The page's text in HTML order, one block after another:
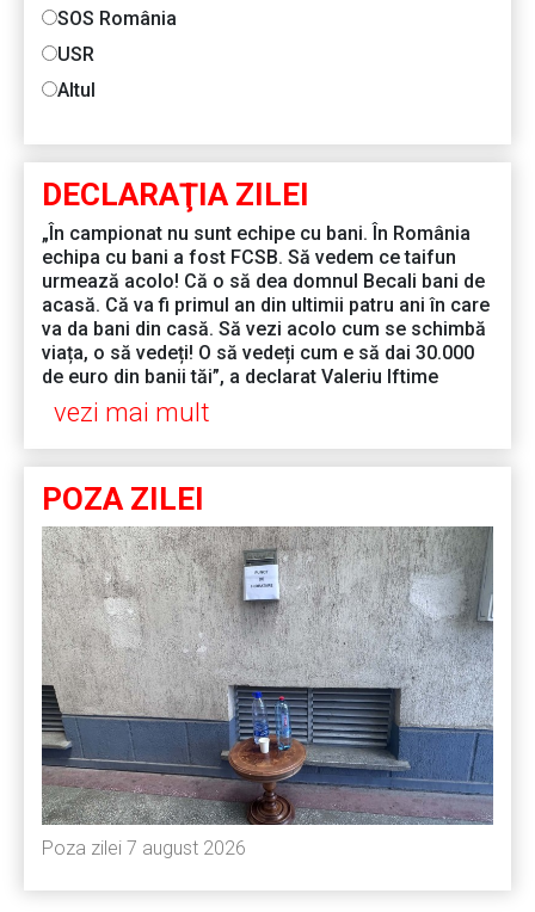
SOS România
USR
Altul
DECLARAŢIA ZILEI
„În campionat nu sunt echipe cu bani. În România
echipa cu bani a fost FCSB. Să vedem ce taifun
urmează acolo! Că o să dea domnul Becali bani de
acasă. Că va fi primul an din ultimii patru ani în care
va da bani din casă. Să vezi acolo cum se schimbă
viața, o să vedeți! O să vedeți cum e să dai 30.000
de euro din banii tăi”, a declarat Valeriu Iftime
vezi mai mult
POZA ZILEI
Poza zilei 7 august 2026